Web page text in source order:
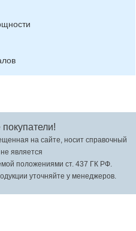
на сайте, носит справочный
является
положениями ст. 437 ГК РФ.
уточняйте у менеджеров.